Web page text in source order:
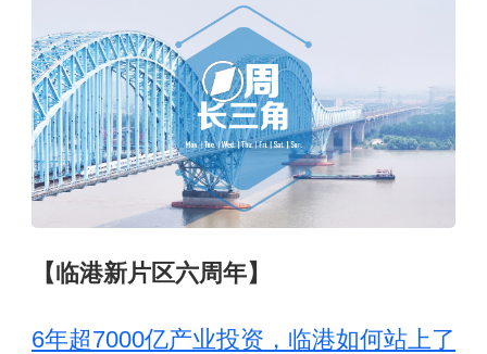
【临港新片区六周年】
6年超7000亿产业投资，临港如何站上了